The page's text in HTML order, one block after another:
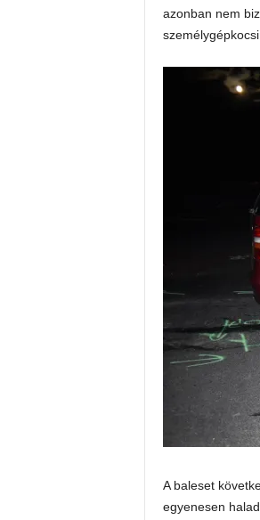
azonban nem
A baleset
egyenesen